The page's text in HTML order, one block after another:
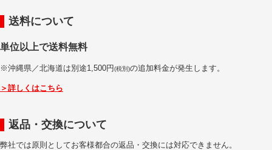
送料について
単位以上で送料無料
※沖縄県／北海道は別途1,500円(税別)の追加料金が発生します。
＞詳しくはこちら
返品・交換について
弊社では原則としてお客様都合の返品・交換には対応できません。